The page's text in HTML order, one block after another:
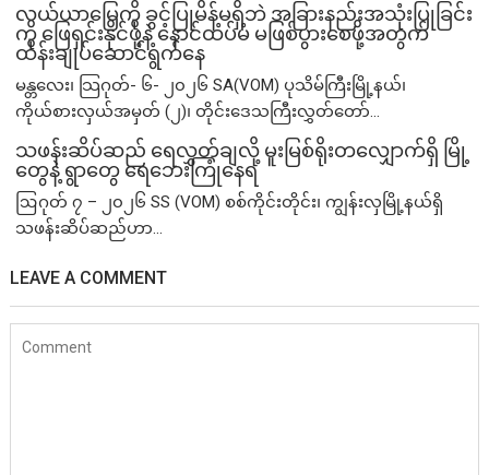
လယ်ယာမြေကို ခွင့်ပြုမိန့်မရှိဘဲ အခြားနည်းအသုံးပြုခြင်း
ကို ဖြေရှင်းနိုင်ဖို့နဲ့ နောင်ထပ်မံ မဖြစ်ပွားစေဖို့အတွက်
ထိန်းချုပ်ဆောင်ရွက်နေ
မန္တလေး၊ သြဂုတ်- ၆- ၂၀၂၆ SA(VOM) ပုသိမ်ကြီးမြို့နယ်၊
ကိုယ်စားလှယ်အမှတ် (၂)၊ တိုင်းဒေသကြီးလွှတ်တော်...
သဖန်းဆိပ်ဆည် ရေလွှတ်ချလို့ မူးမြစ်ရိုးတလျှောက်ရှိ မြို့
တွေနဲ့ ရွာတွေ ရေဘေးကြုံနေရ
ဩဂုတ် ၇ – ၂၀၂၆ SS (VOM) စစ်ကိုင်းတိုင်း၊ ကျွန်းလှမြို့နယ်ရှိ
သဖန်းဆိပ်ဆည်ဟာ...
LEAVE A COMMENT